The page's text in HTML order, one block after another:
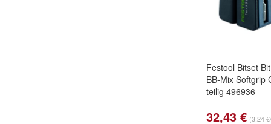
Festool Bitset
BB-Mix Softgrip
teilig 496936
32,43 € (3,24